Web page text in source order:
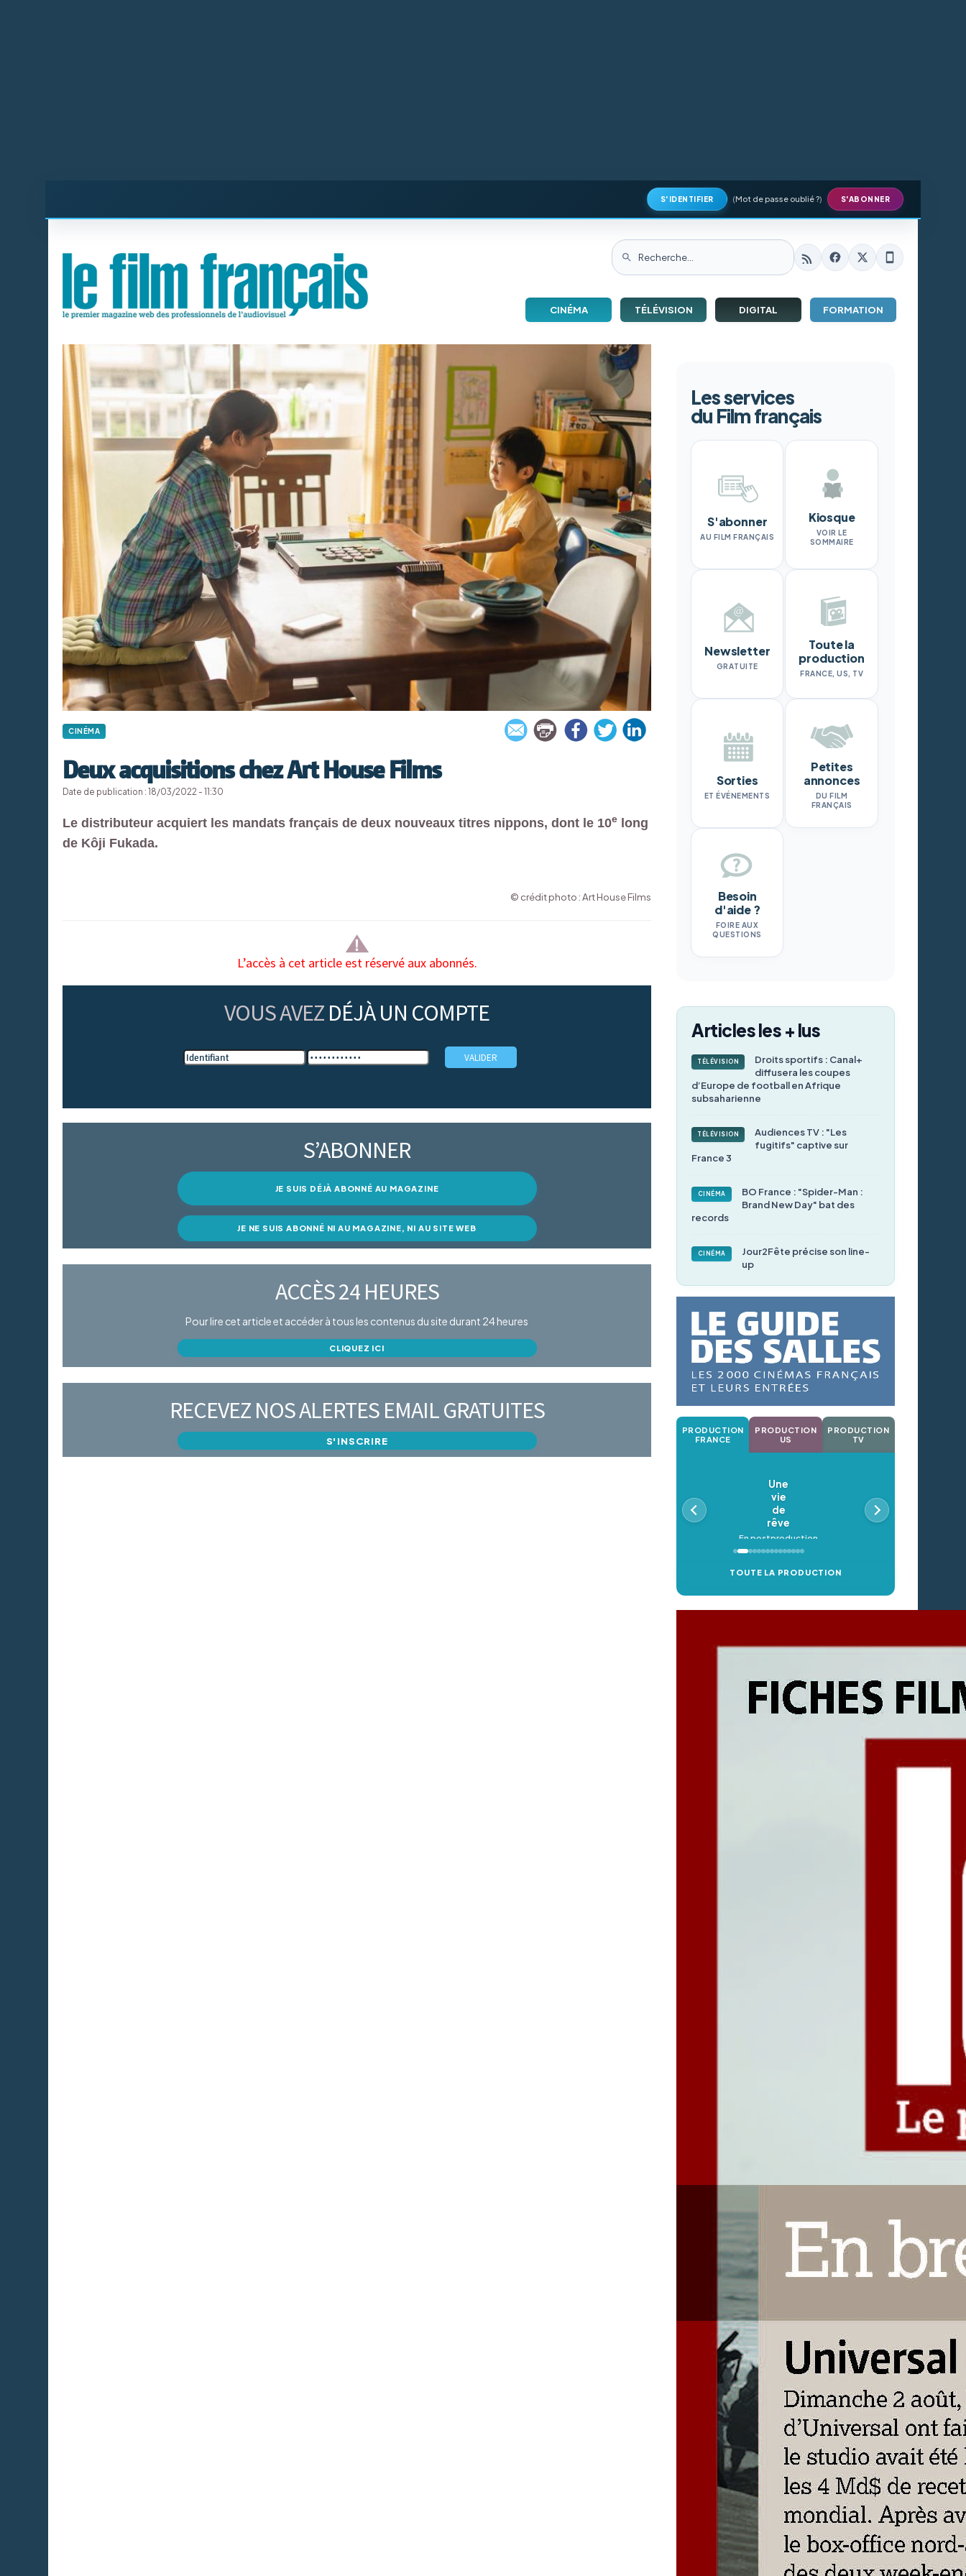
S'IDENTIFIER (Mot de passe oublié ?) S'ABONNER
CINÉMA TÉLÉVISION DIGITAL FORMATION
CINÉMA
Deux acquisitions chez Art House Films
Date de publication : 18/03/2022 - 11:30
Le distributeur acquiert les mandats français de deux nouveaux titres nippons, dont le 10e
long
de Kôji Fukada.
© crédit photo : Art House Films
L’accès à cet article est réservé aux abonnés.
VOUS AVEZ DÉJÀ UN COMPTE
S’ABONNER
JE SUIS DÉJÀ ABONNÉ AU MAGAZINE
JE NE SUIS ABONNÉ NI AU MAGAZINE, NI AU SITE WEB
ACCÈS 24 HEURES
Pour lire cet article et accéder à tous les contenus du site durant 24 heures
CLIQUEZ ICI
RECEVEZ NOS ALERTES EMAIL GRATUITES
S'INSCRIRE
Les services
du Film français
S'abonner
AU FILM FRANÇAIS
Kiosque
VOIR LE
SOMMAIRE
Newsletter
GRATUITE
Toute la
production
FRANCE, US, TV
Sorties
ET ÉVÉNEMENTS
Petites
annonces
DU FILM
FRANÇAIS
Besoin
d'aide ?
FOIRE AUX
QUESTIONS
Articles les + lus
TÉLÉVISION
Droits sportifs : Canal+
diffusera les coupes
d’Europe de football en Afrique
subsaharienne
TÉLÉVISION
Audiences TV : "Les
fugitifs" captive sur
France 3
CINÉMA
BO France : "Spider-Man :
Brand New Day" bat des
records
CINÉMA
Jour2Fête précise son line-
up
PRODUCTION
FRANCE
PRODUCTION
US
PRODUCTION
TV
Une
vie
de
rêve
En postproduction
TOUTE LA PRODUCTION